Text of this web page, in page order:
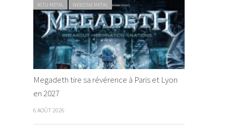
Ghost au Hellfest 2013
By Ju de Melon/ 12 juillet 2013
Ghost –
By Vyuuse
ACTU METAL WEBZINE METAL
Megadeth tire sa révérence à Paris et Lyon
en 2027
6 AOÛT 2026